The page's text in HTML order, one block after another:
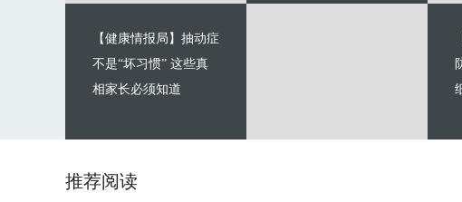
【健康情报局】抽动症
不是“坏习惯” 这些真
相家长必须知道
推荐阅读